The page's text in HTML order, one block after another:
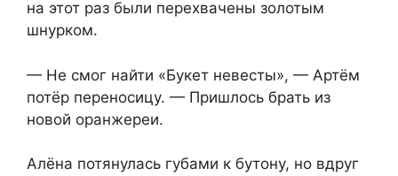
на этот раз были перехвачены золотым
шнурком.
— Не смог найти «Букет невесты», — Артём
потёр переносицу. — Пришлось брать из
новой оранжереи.
Алёна потянулась губами к бутону, но вдруг